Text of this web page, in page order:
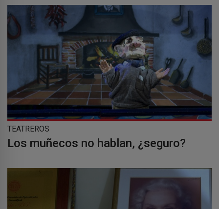
TEATREROS
Los muñecos no hablan, ¿seguro?